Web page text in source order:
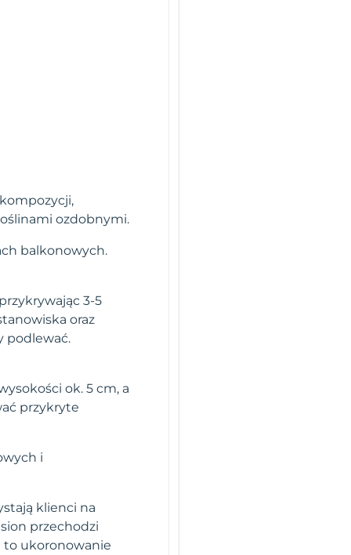
ozdobnymi.
balkonowych.
3-5
oraz
podlewać.
ok. 5 cm, a
przykryte
i
klienci na
przechodzi
to ukoronowanie